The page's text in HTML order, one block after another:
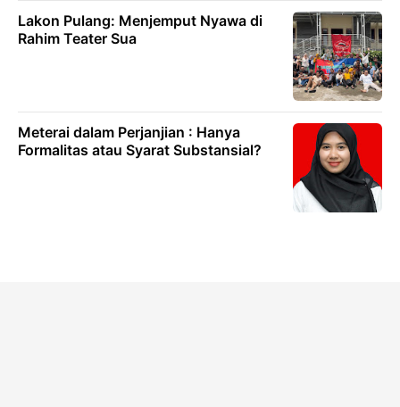
Lakon Pulang: Menjemput Nyawa di
Rahim Teater Sua
Meterai dalam Perjanjian : Hanya
Formalitas atau Syarat Substansial?